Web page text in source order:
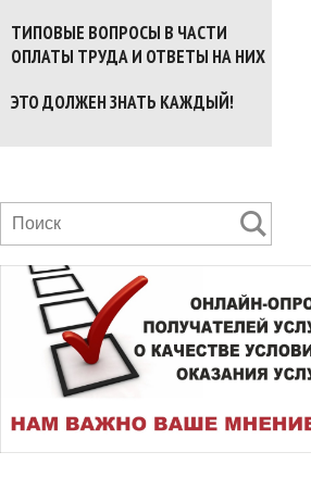
ТИПОВЫЕ ВОПРОСЫ В ЧАСТИ
ОПЛАТЫ ТРУДА И ОТВЕТЫ НА НИХ
ЭТО ДОЛЖЕН ЗНАТЬ КАЖДЫЙ!